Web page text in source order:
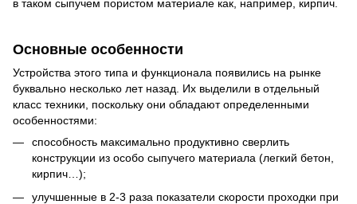
в таком сыпучем пористом материале как, например, кирпич.
Основные особенности
Устройства этого типа и функционала появились на рынке
буквально несколько лет назад. Их выделили в отдельный
класс техники, поскольку они обладают определенными
особенностями:
способность максимально продуктивно сверлить
конструкции из особо сыпучего материала (легкий бетон,
кирпич…);
улучшенные в 2-3 раза показатели скорости проходки при